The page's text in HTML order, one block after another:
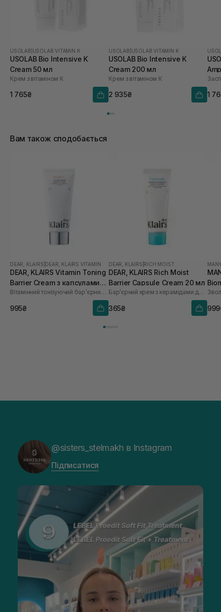
USOLAB USOLAB VITAMIN K
USOLAB Bio Intensive K
Cream 50 мл
Крем з вітаміном К
1 765₴
USOLAB USOLAB VITAMIN K
USOLAB Bio Intensive K
Cream 200 мл
Крем з вітаміном К
2 935₴ 1
Вам також сподобається
DEAR, KLAIRS DEAR, KLAIRS VITAMIN
DEAR, KLAIRS Vitamin Toning
Barrier Cream з капсулами
вітаміну C 60 мл
Вітамінний тонізуючий бар’єрний крем
995₴
DEAR, KLAIRS RICH MOIST
DEAR, KLAIRS Rich Moist
Barrier Capsule Cream 20 мл
Бар’єрний крем з керамідами для інтенсивного зволоження
365₴
мл
@sisters_stelmakh в Instagram
Підписатися